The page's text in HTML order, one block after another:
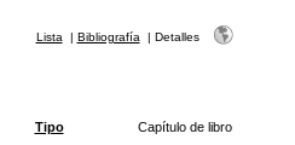
Lista | Bibliografía | Detalles
Tipo
Capítulo de libro